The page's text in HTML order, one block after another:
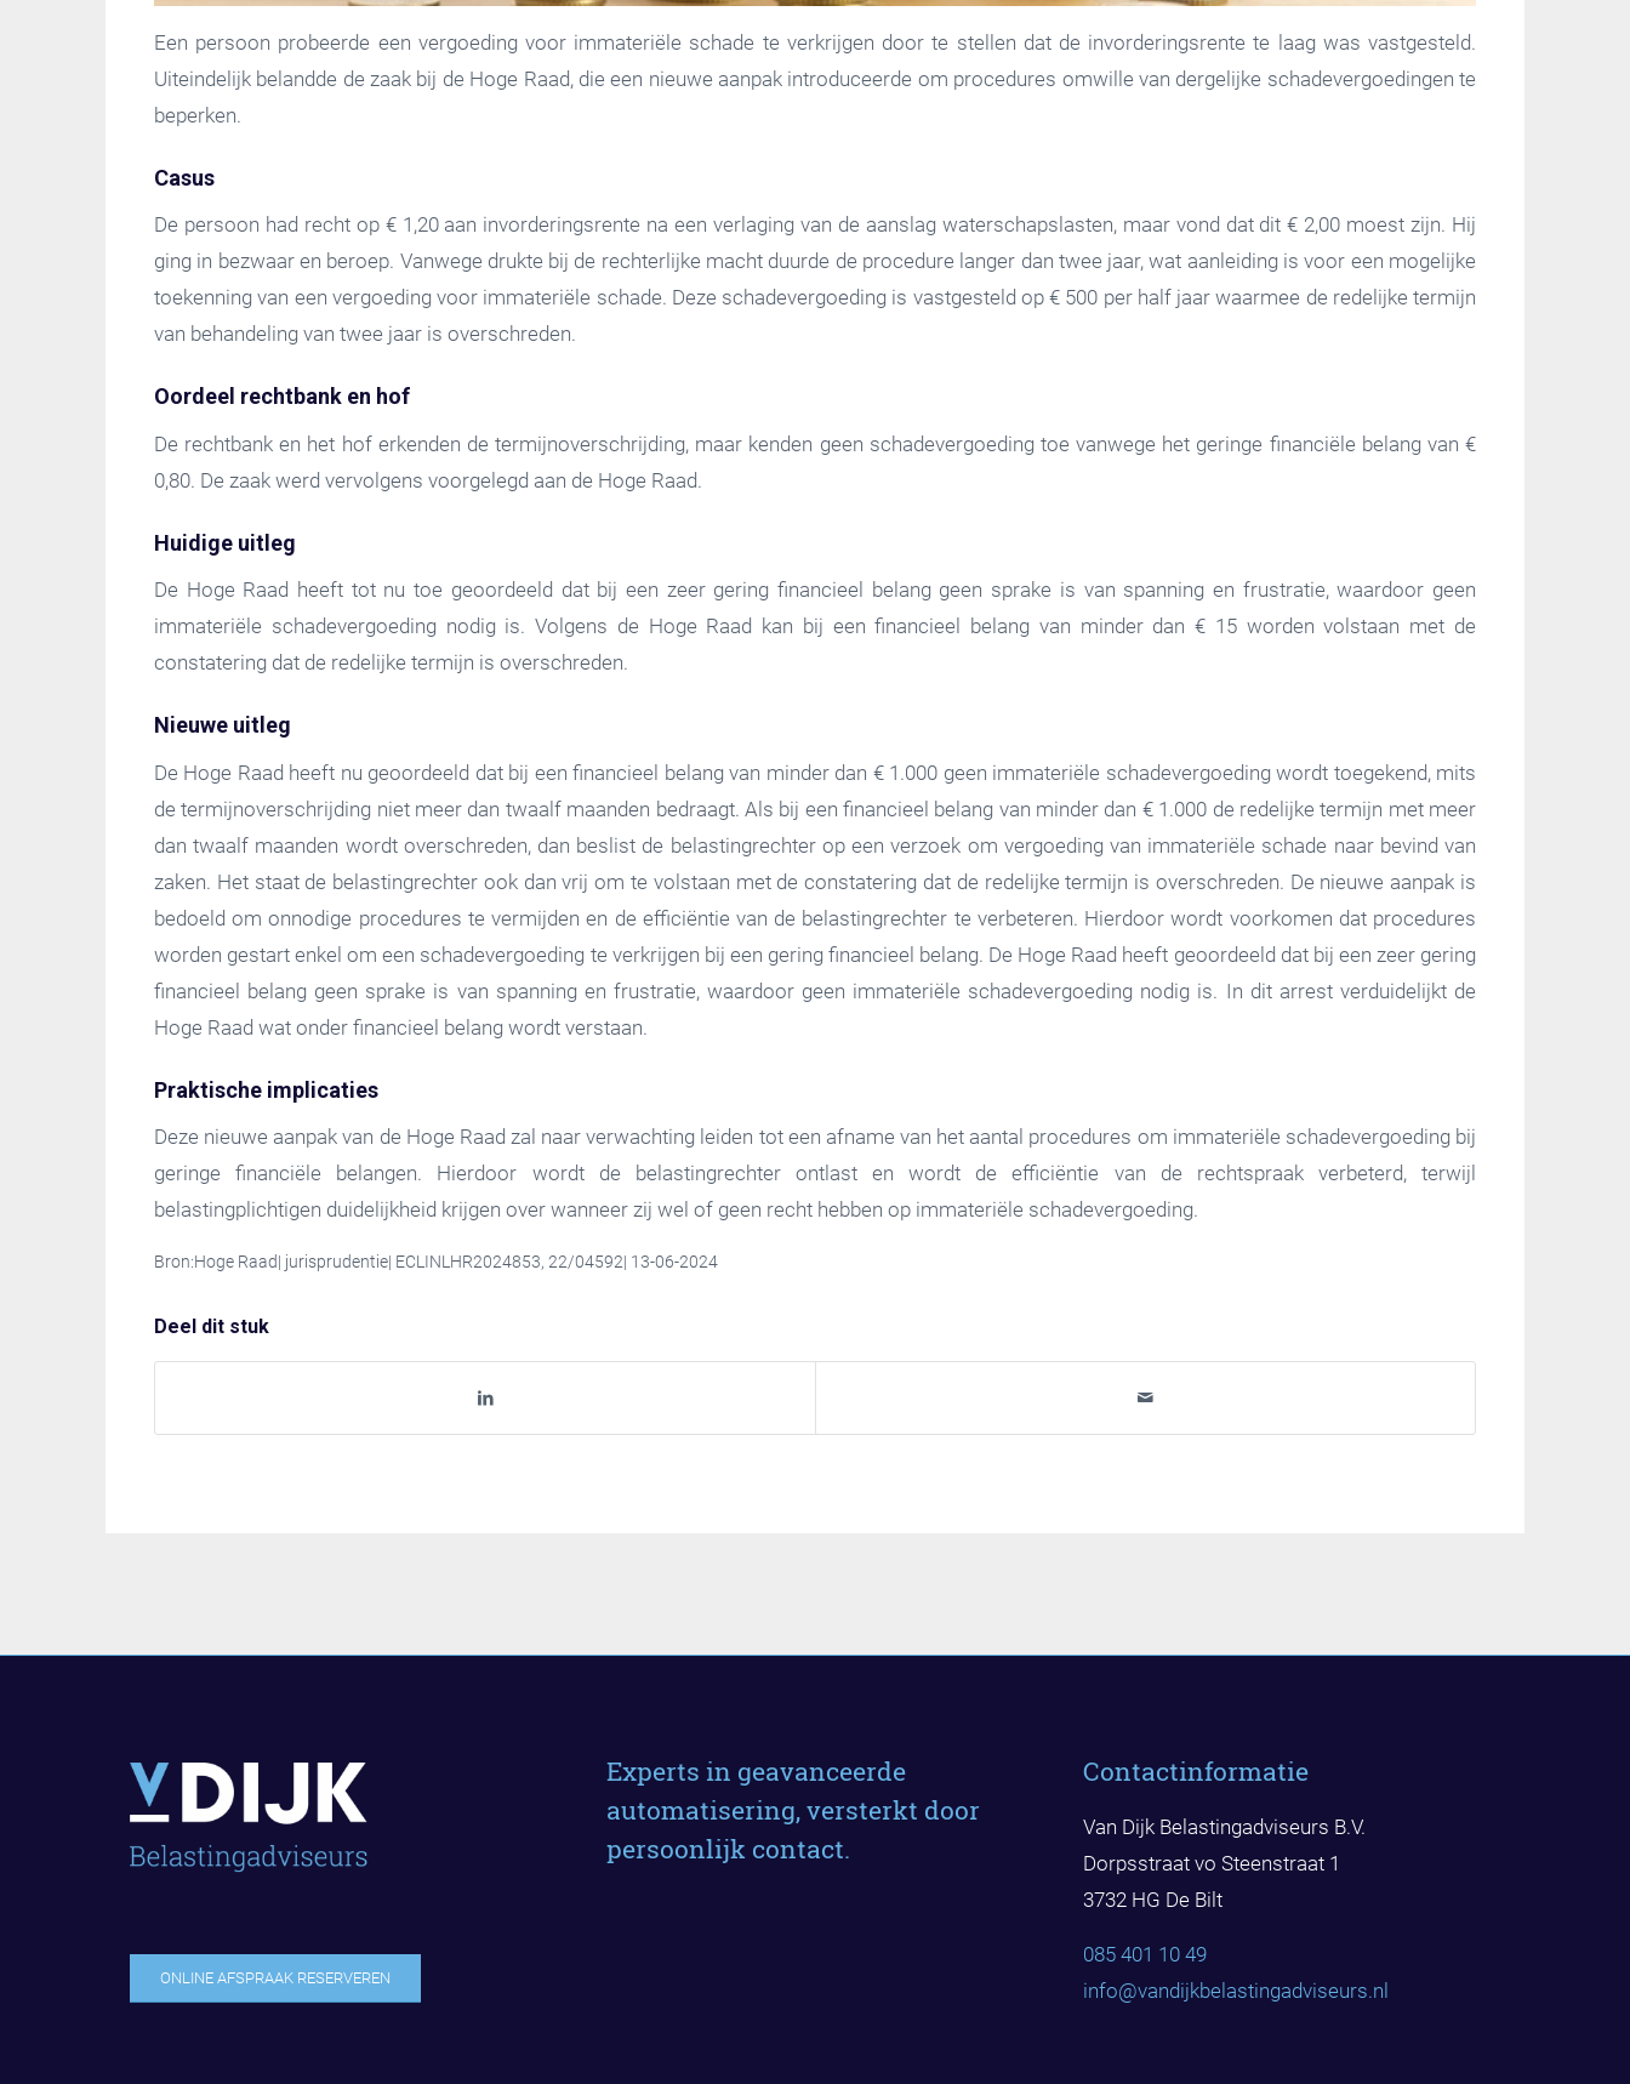
Een persoon probeerde een vergoeding voor immateriële schade te verkrijgen door te stellen dat de invorderingsrente te laag was vastgesteld.
Uiteindelijk belandde de zaak bij de Hoge Raad, die een nieuwe aanpak introduceerde om procedures omwille van dergelijke schadevergoedingen te
beperken.
Casus
De persoon had recht op € 1,20 aan invorderingsrente na een verlaging van de aanslag waterschapslasten, maar vond dat dit € 2,00 moest zijn. Hij
ging in bezwaar en beroep. Vanwege drukte bij de rechterlijke macht duurde de procedure langer dan twee jaar, wat aanleiding is voor een mogelijke
toekenning van een vergoeding voor immateriële schade. Deze schadevergoeding is vastgesteld op € 500 per half jaar waarmee de redelijke termijn
van behandeling van twee jaar is overschreden.
Oordeel rechtbank en hof
De rechtbank en het hof erkenden de termijnoverschrijding, maar kenden geen schadevergoeding toe vanwege het geringe financiële belang van €
0,80. De zaak werd vervolgens voorgelegd aan de Hoge Raad.
Huidige uitleg
De Hoge Raad heeft tot nu toe geoordeeld dat bij een zeer gering financieel belang geen sprake is van spanning en frustratie, waardoor geen
immateriële schadevergoeding nodig is. Volgens de Hoge Raad kan bij een financieel belang van minder dan € 15 worden volstaan met de
constatering dat de redelijke termijn is overschreden.
Nieuwe uitleg
De Hoge Raad heeft nu geoordeeld dat bij een financieel belang van minder dan € 1.000 geen immateriële schadevergoeding wordt toegekend, mits
de termijnoverschrijding niet meer dan twaalf maanden bedraagt. Als bij een financieel belang van minder dan € 1.000 de redelijke termijn met meer
dan twaalf maanden wordt overschreden, dan beslist de belastingrechter op een verzoek om vergoeding van immateriële schade naar bevind van
zaken. Het staat de belastingrechter ook dan vrij om te volstaan met de constatering dat de redelijke termijn is overschreden. De nieuwe aanpak is
bedoeld om onnodige procedures te vermijden en de efficiëntie van de belastingrechter te verbeteren. Hierdoor wordt voorkomen dat procedures
worden gestart enkel om een schadevergoeding te verkrijgen bij een gering financieel belang. De Hoge Raad heeft geoordeeld dat bij een zeer gering
financieel belang geen sprake is van spanning en frustratie, waardoor geen immateriële schadevergoeding nodig is. In dit arrest verduidelijkt de
Hoge Raad wat onder financieel belang wordt verstaan.
Praktische implicaties
Deze nieuwe aanpak van de Hoge Raad zal naar verwachting leiden tot een afname van het aantal procedures om immateriële schadevergoeding bij
geringe financiële belangen. Hierdoor wordt de belastingrechter ontlast en wordt de efficiëntie van de rechtspraak verbeterd, terwijl
belastingplichtigen duidelijkheid krijgen over wanneer zij wel of geen recht hebben op immateriële schadevergoeding.
Bron:Hoge Raad| jurisprudentie| ECLINLHR2024853, 22/04592| 13-06-2024
Deel dit stuk
ONLINE AFSPRAAK RESERVEREN
Experts in geavanceerde
automatisering, versterkt door
persoonlijk contact.
Contactinformatie
Van Dijk Belastingadviseurs B.V.
Dorpsstraat vo Steenstraat 1
3732 HG De Bilt
085 401 10 49
info@vandijkbelastingadviseurs.nl